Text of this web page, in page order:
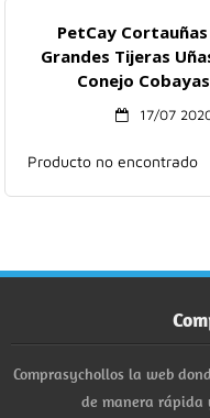
PetCay
Grandes Tijeras
Conejo
17/07
Producto no encontrado
Comprasychollos la web
de manera rápida